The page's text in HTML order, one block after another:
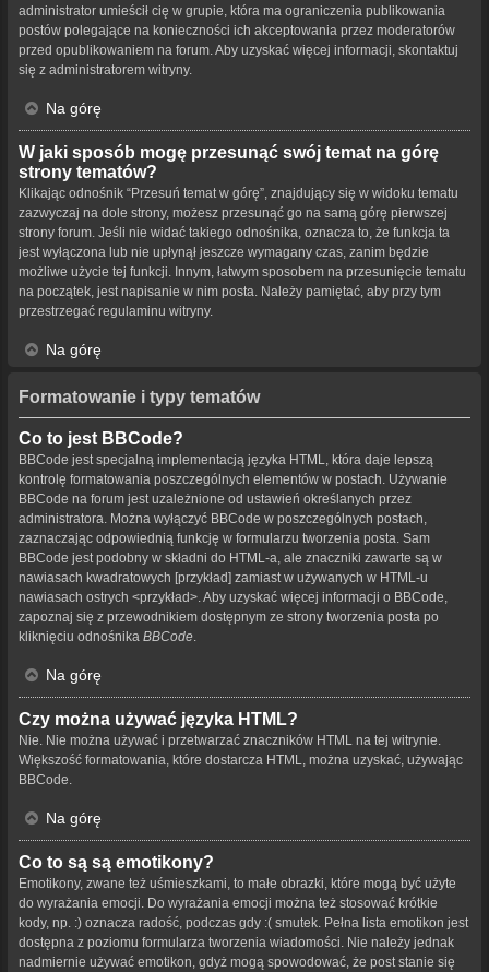
administrator umieścił cię w grupie, która ma ograniczenia publikowania
postów polegające na konieczności ich akceptowania przez moderatorów
przed opublikowaniem na forum. Aby uzyskać więcej informacji, skontaktuj
się z administratorem witryny.
Na górę
W jaki sposób mogę przesunąć swój temat na górę
strony tematów?
Klikając odnośnik “Przesuń temat w górę”, znajdujący się w widoku tematu
zazwyczaj na dole strony, możesz przesunąć go na samą górę pierwszej
strony forum. Jeśli nie widać takiego odnośnika, oznacza to, że funkcja ta
jest wyłączona lub nie upłynął jeszcze wymagany czas, zanim będzie
możliwe użycie tej funkcji. Innym, łatwym sposobem na przesunięcie tematu
na początek, jest napisanie w nim posta. Należy pamiętać, aby przy tym
przestrzegać regulaminu witryny.
Na górę
Formatowanie i typy tematów
Co to jest BBCode?
BBCode jest specjalną implementacją języka HTML, która daje lepszą
kontrolę formatowania poszczególnych elementów w postach. Używanie
BBCode na forum jest uzależnione od ustawień określanych przez
administratora. Można wyłączyć BBCode w poszczególnych postach,
zaznaczając odpowiednią funkcję w formularzu tworzenia posta. Sam
BBCode jest podobny w składni do HTML-a, ale znaczniki zawarte są w
nawiasach kwadratowych [przykład] zamiast w używanych w HTML-u
nawiasach ostrych <przykład>. Aby uzyskać więcej informacji o BBCode,
zapoznaj się z przewodnikiem dostępnym ze strony tworzenia posta po
kliknięciu odnośnika BBCode
Na górę
Czy można używać języka HTML?
Nie. Nie można używać i przetwarzać znaczników HTML na tej witrynie.
Większość formatowania, które dostarcza HTML, można uzyskać, używając
BBCode.
Na górę
Co to są są emotikony?
Emotikony, zwane też uśmieszkami, to małe obrazki, które mogą być użyte
do wyrażania emocji. Do wyrażania emocji można też stosować krótkie
kody, np. :) oznacza radość, podczas gdy :( smutek. Pełna lista emotikon jest
dostępna z poziomu formularza tworzenia wiadomości. Nie należy jednak
nadmiernie używać emotikon, gdyż mogą spowodować, że post stanie się